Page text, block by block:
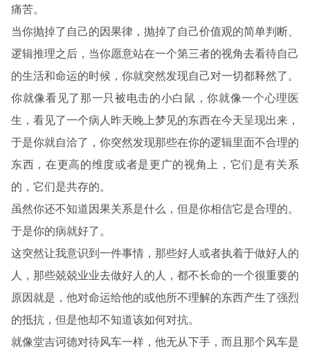
痛苦。
当你抛掉了自己的因果律，抛掉了自己价值观的简单判断、
逻辑推理之后，当你愿意站在一个第三者的视角去看待自己
的生活和命运的时候，你就突然发现自己对一切都释然了。
你就像看见了那一只被电击的小白鼠，你就像一个心理医
生，看见了一个病人昨天晚上梦见的东西在今天呈现出来，
于是你就自洽了，你突然发现那些在你的逻辑里面不合理的
东西，在更高的维度或者是更广的视角上，它们是有关系
的，它们是共存的。
虽然你还不知道因果关系是什么，但是你相信它是合理的。
于是你的病就好了。
这突然让我意识到一件事情，那些好人或者执着于做好人的
人，那些兢兢业业去做好人的人，都不长命的一个很重要的
原因就是，他对命运给他的或他所不理解的东西产生了强烈
的抵抗，但是他却不知道该如何对抗。
就像堂吉诃德对待风车一样，他无从下手，而且那个风车是